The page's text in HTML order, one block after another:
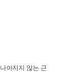
나아지지 않는 근